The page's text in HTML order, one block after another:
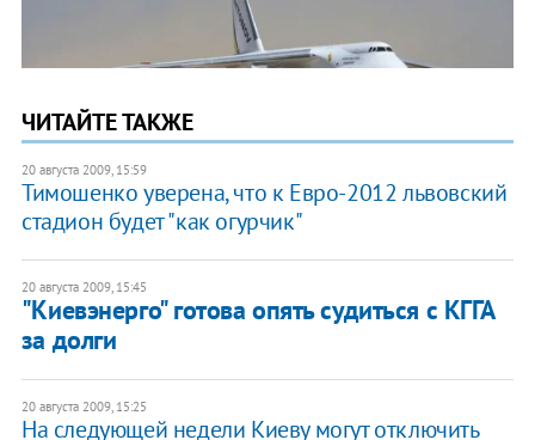
ЧИТАЙТЕ ТАКЖЕ
20 августа 2009, 15:59
Тимошенко уверена, что к Евро-2012 львовский
стадион будет "как огурчик"
20 августа 2009, 15:45
"Киевэнерго" готова опять судиться с КГГА
за долги
20 августа 2009, 15:25
На следующей недели Киеву могут отключить